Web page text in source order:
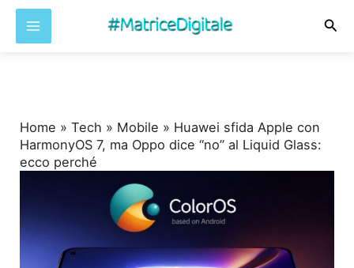
Home »Tech » Mobile » Huawei sfida Apple con
HarmonyOS 7, ma Oppo dice “no” al Liquid Glass:
ecco perché